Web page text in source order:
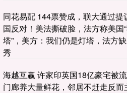
同花易配 144票赞成，联大通过提
国反对！美法撕破脸，法方称美国
塔”，美方：我们仍是灯塔，法方
秀
海越互赢 许家印英国18亿豪宅被
门廊养大量鲜花，邻居不赶走反而